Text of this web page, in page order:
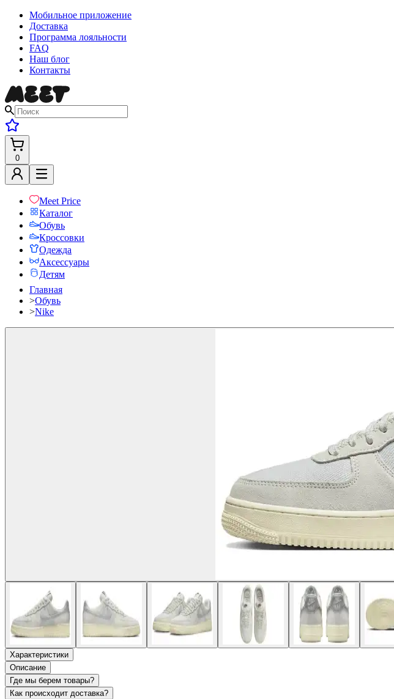
Мобильное приложение
Доставка
Программа лояльности
FAQ
Наш блог
Контакты
0
Meet Price
Каталог
Обувь
Кроссовки
Одежда
Аксессуары
Детям
Главная
>Обувь
>Nike
Характеристики
Описание
Где мы берем товары?
Как происходит доставка?